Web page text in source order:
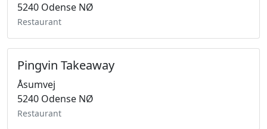
5240 Odense NØ
Restaurant
Pingvin Takeaway
Åsumvej
5240 Odense NØ
Restaurant